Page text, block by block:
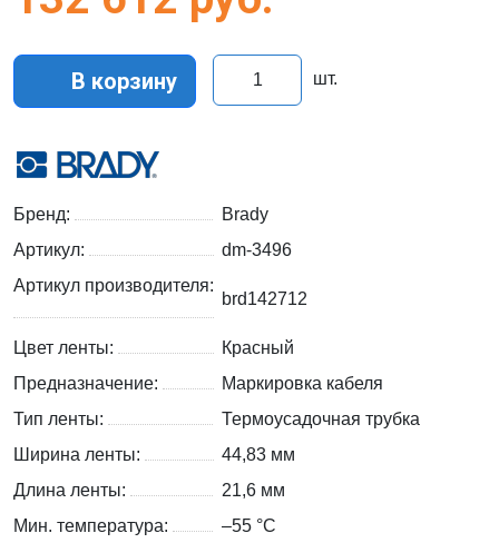
В корзину шт.
Бренд:
Brady
Артикул:
dm-3496
Артикул производителя:
brd142712
Цвет ленты:
Красный
Предназначение:
Маркировка кабеля
Тип ленты:
Термоусадочная трубка
Ширина ленты:
44,83 мм
Длина ленты:
21,6 мм
Мин. температура:
–55 °С